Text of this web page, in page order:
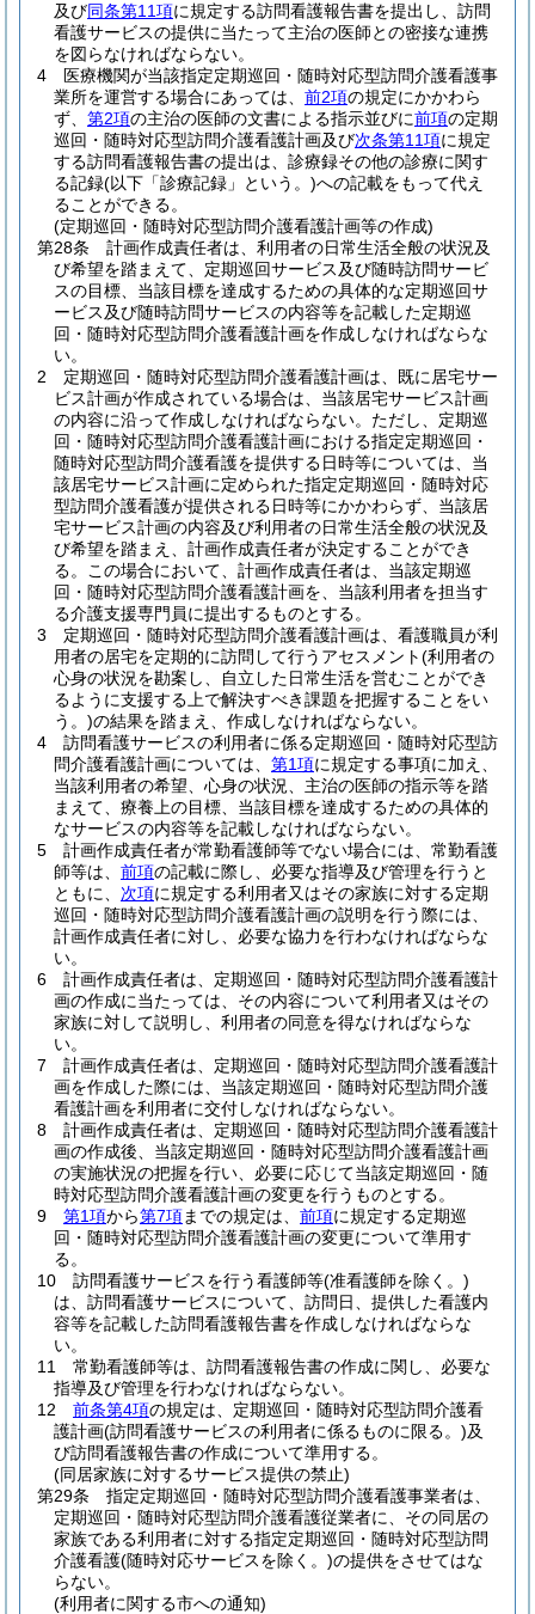
及び同条第11項に規定する訪問看護報告書を提出し、訪問
看護サービスの提供に当たって主治の医師との密接な連携
を図らなければならない。
4
医療機関が当該指定定期巡回・随時対応型訪問介護看護事
業所を運営する場合にあっては、 前2項の規定にかかわら
ず、 第2項の主治の医師の文書による指示並びに前項の定期
巡回・随時対応型訪問介護看護計画及び次条第11項に規定
する訪問看護報告書の提出は、診療録その他の診療に関す
る記録(以下「診療記録」という。)への記載をもって代え
ることができる。
(定期巡回・随時対応型訪問介護看護計画等の作成)
第28条
計画作成責任者は、利用者の日常生活全般の状況及
び希望を踏まえて、定期巡回サービス及び随時訪問サービ
スの目標、当該目標を達成するための具体的な定期巡回サ
ービス及び随時訪問サービスの内容等を記載した定期巡
回・随時対応型訪問介護看護計画を作成しなければならな
い。
2
定期巡回・随時対応型訪問介護看護計画は、既に居宅サー
ビス計画が作成されている場合は、当該居宅サービス計画
の内容に沿って作成しなければならない。 ただし、定期巡
回・随時対応型訪問介護看護計画における指定定期巡回・
随時対応型訪問介護看護を提供する日時等については、当
該居宅サービス計画に定められた指定定期巡回・随時対応
型訪問介護看護が提供される日時等にかかわらず、当該居
宅サービス計画の内容及び利用者の日常生活全般の状況及
び希望を踏まえ、計画作成責任者が決定することができ
る。
この場合において、計画作成責任者は、当該定期巡
回・随時対応型訪問介護看護計画を、当該利用者を担当す
る介護支援専門員に提出するものとする。
3
定期巡回・随時対応型訪問介護看護計画は、看護職員が利
用者の居宅を定期的に訪問して行うアセスメント(利用者の
心身の状況を勘案し、自立した日常生活を営むことができ
るように支援する上で解決すべき課題を把握することをい
う。)の結果を踏まえ、作成しなければならない。
4
訪問看護サービスの利用者に係る定期巡回・随時対応型訪
問介護看護計画については、 第1項に規定する事項に加え、
当該利用者の希望、心身の状況、主治の医師の指示等を踏
まえて、療養上の目標、当該目標を達成するための具体的
なサービスの内容等を記載しなければならない。
5
計画作成責任者が常勤看護師等でない場合には、常勤看護
師等は、 前項の記載に際し、必要な指導及び管理を行うと
ともに、 次項に規定する利用者又はその家族に対する定期
巡回・随時対応型訪問介護看護計画の説明を行う際には、
計画作成責任者に対し、必要な協力を行わなければならな
い。
6
計画作成責任者は、定期巡回・随時対応型訪問介護看護計
画の作成に当たっては、その内容について利用者又はその
家族に対して説明し、利用者の同意を得なければならな
い。
7
計画作成責任者は、定期巡回・随時対応型訪問介護看護計
画を作成した際には、当該定期巡回・随時対応型訪問介護
看護計画を利用者に交付しなければならない。
8
計画作成責任者は、定期巡回・随時対応型訪問介護看護計
画の作成後、当該定期巡回・随時対応型訪問介護看護計画
の実施状況の把握を行い、必要に応じて当該定期巡回・随
時対応型訪問介護看護計画の変更を行うものとする。
9
第1項から第7項までの規定は、 前項に規定する定期巡
回・随時対応型訪問介護看護計画の変更について準用す
る。
10
訪問看護サービスを行う看護師等(准看護師を除く。)
は、訪問看護サービスについて、訪問日、提供した看護内
容等を記載した訪問看護報告書を作成しなければならな
い。
11
常勤看護師等は、訪問看護報告書の作成に関し、必要な
指導及び管理を行わなければならない。
12
前条第4項の規定は、定期巡回・随時対応型訪問介護看
護計画(訪問看護サービスの利用者に係るものに限る。)及
び訪問看護報告書の作成について準用する。
(同居家族に対するサービス提供の禁止)
第29条
指定定期巡回・随時対応型訪問介護看護事業者は、
定期巡回・随時対応型訪問介護看護従業者に、その同居の
家族である利用者に対する指定定期巡回・随時対応型訪問
介護看護(随時対応サービスを除く。)の提供をさせてはな
らない。
(利用者に関する市への通知)